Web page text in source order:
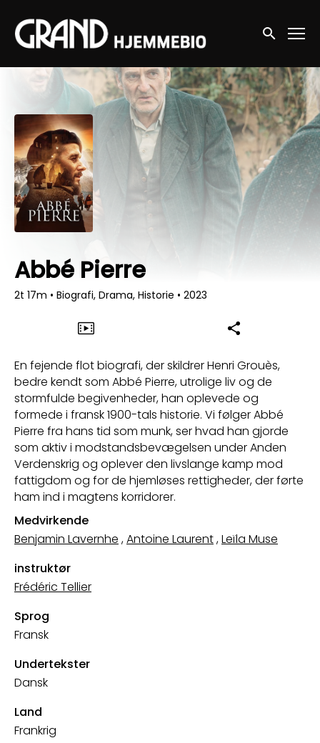
Accessibility Links
Søg nu
Abbé Pierre
2t 17m • Biografi, Drama, Historie • 2023
En fejende flot biografi, der skildrer Henri Grouès,
bedre kendt som Abbé Pierre, utrolige liv og de
stormfulde begivenheder, han oplevede og
formede i fransk 1900-tals historie. Vi følger Abbé
Pierre fra hans tid som munk, ser hvad han gjorde
som aktiv i modstandsbevægelsen under Anden
Verdenskrig og oplever den livslange kamp mod
fattigdom og for de hjemløses rettigheder, der førte
ham ind i magtens korridorer.
Medvirkende
Benjamin Lavernhe ,Antoine Laurent,Leïla Muse
instruktør
Frédéric Tellier
Sprog
Fransk
Undertekster
Dansk
Land
Frankrig